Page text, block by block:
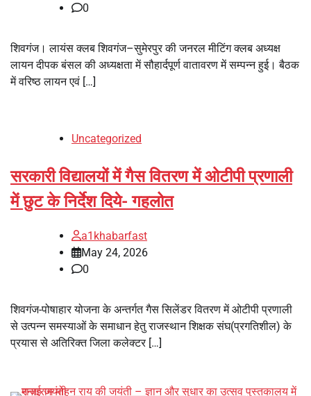
0
शिवगंज। लायंस क्लब शिवगंज–सुमेरपुर की जनरल मीटिंग क्लब अध्यक्ष
लायन दीपक बंसल की अध्यक्षता में सौहार्दपूर्ण वातावरण में सम्पन्न हुई। बैठक
में वरिष्ठ लायन एवं […]
Uncategorized
सरकारी विद्यालयों में गैस वितरण में ओटीपी प्रणाली
में छुट के निर्देश दिये- गहलोत
a1khabarfast
May 24, 2026
0
शिवगंज-पोषाहार योजना के अन्तर्गत गैस सिलेंडर वितरण में ओटीपी प्रणाली
से उत्पन्न समस्याओं के समाधान हेतु राजस्थान ‌शिक्षक संघ(प्रगतिशील) के
प्रयास से अतिरिक्त जिला कलेक्टर […]